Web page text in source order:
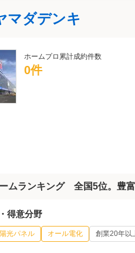
マダデンキ
ホームプロ累計成約件数
0件
ムランキング 全国5位。豊
得意分野
光パネル オール電化 創業20年以